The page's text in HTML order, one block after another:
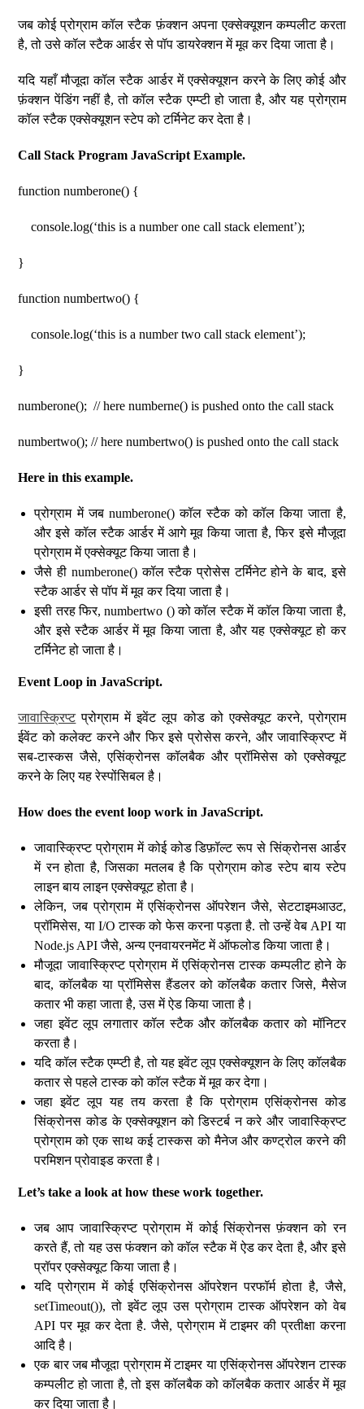
जब कोई प्रोग्राम कॉल स्टैक फ़ंक्शन अपना एक्सेक्यूशन कम्पलीट करता
है, तो उसे कॉल स्टैक आर्डर से पॉप डायरेक्शन में मूव कर दिया जाता है।
यदि यहाँ मौजूदा कॉल स्टैक आर्डर में एक्सेक्यूशन करने के लिए कोई और
फ़ंक्शन पेंडिंग नहीं है, तो कॉल स्टैक एम्प्टी हो जाता है, और यह प्रोग्राम
कॉल स्टैक एक्सेक्यूशन स्टेप को टर्मिनेट कर देता है।
Call Stack Program JavaScript Example.
function numberone() {
console.log(‘this is a number one call stack element’);
}
function numbertwo() {
console.log(‘this is a number two call stack element’);
}
numberone(); // here numberne() is pushed onto the call stack
numbertwo(); // here numbertwo() is pushed onto the call stack
Here in this example.
प्रोग्राम में जब numberone() कॉल स्टैक को कॉल किया जाता है,
और इसे कॉल स्टैक आर्डर में आगे मूव किया जाता है, फिर इसे मौजूदा
प्रोग्राम में एक्सेक्यूट किया जाता है।
जैसे ही numberone() कॉल स्टैक प्रोसेस टर्मिनेट होने के बाद, इसे
स्टैक आर्डर से पॉप में मूव कर दिया जाता है।
इसी तरह फिर, numbertwo () को कॉल स्टैक में कॉल किया जाता है,
और इसे स्टैक आर्डर में मूव किया जाता है, और यह एक्सेक्यूट हो कर
टर्मिनेट हो जाता है।
Event Loop in JavaScript.
जावास्क्रिप्टप्रोग्राम में इवेंट लूप कोड को एक्सेक्यूट करने, प्रोग्राम
ईवेंट को कलेक्ट करने और फिर इसे प्रोसेस करने, और जावास्क्रिप्ट में
सब-टास्कस जैसे, एसिंक्रोनस कॉलबैक और प्रॉमिसेस को एक्सेक्यूट
करने के लिए यह रेस्पोंसिबल है।
How does the event loop work in JavaScript.
जावास्क्रिप्ट प्रोग्राम में कोई कोड डिफ़ॉल्ट रूप से सिंक्रोनस आर्डर
में रन होता है, जिसका मतलब है कि प्रोग्राम कोड स्टेप बाय स्टेप
लाइन बाय लाइन एक्सेक्यूट होता है।
लेकिन, जब प्रोग्राम में एसिंक्रोनस ऑपरेशन जैसे, सेटटाइमआउट,
प्रॉमिसेस, या I/O टास्क को फेस करना पड़ता है. तो उन्हें वेब API या
Node.js API जैसे, अन्य एनवायरनमेंट में ऑफलोड किया जाता है।
मौजूदा जावास्क्रिप्ट प्रोग्राम में एसिंक्रोनस टास्क कम्पलीट होने के
बाद, कॉलबैक या प्रॉमिसेस हैंडलर को कॉलबैक कतार जिसे, मैसेज
कतार भी कहा जाता है, उस में ऐड किया जाता है।
जहा इवेंट लूप लगातार कॉल स्टैक और कॉलबैक कतार को मॉनिटर
करता है।
यदि कॉल स्टैक एम्प्टी है, तो यह इवेंट लूप एक्सेक्यूशन के लिए कॉलबैक
कतार से पहले टास्क को कॉल स्टैक में मूव कर देगा।
जहा इवेंट लूप यह तय करता है कि प्रोग्राम एसिंक्रोनस कोड
सिंक्रोनस कोड के एक्सेक्यूशन को डिस्टर्ब न करे और जावास्क्रिप्ट
प्रोग्राम को एक साथ कई टास्कस को मैनेज और कण्ट्रोल करने की
परमिशन प्रोवाइड करता है।
Let’s take a look at how these work together.
जब आप जावास्क्रिप्ट प्रोग्राम में कोई सिंक्रोनस फ़ंक्शन को रन
करते हैं, तो यह उस फंक्शन को कॉल स्टैक में ऐड कर देता है, और इसे
प्रॉपर एक्सेक्यूट किया जाता है।
यदि प्रोग्राम में कोई एसिंक्रोनस ऑपरेशन परफॉर्म होता है, जैसे,
setTimeout()), तो इवेंट लूप उस प्रोग्राम टास्क ऑपरेशन को वेब
API पर मूव कर देता है. जैसे, प्रोग्राम में टाइमर की प्रतीक्षा करना
आदि है।
एक बार जब मौजूदा प्रोग्राम में टाइमर या एसिंक्रोनस ऑपरेशन टास्क
कम्पलीट हो जाता है, तो इस कॉलबैक को कॉलबैक कतार आर्डर में मूव
कर दिया जाता है।